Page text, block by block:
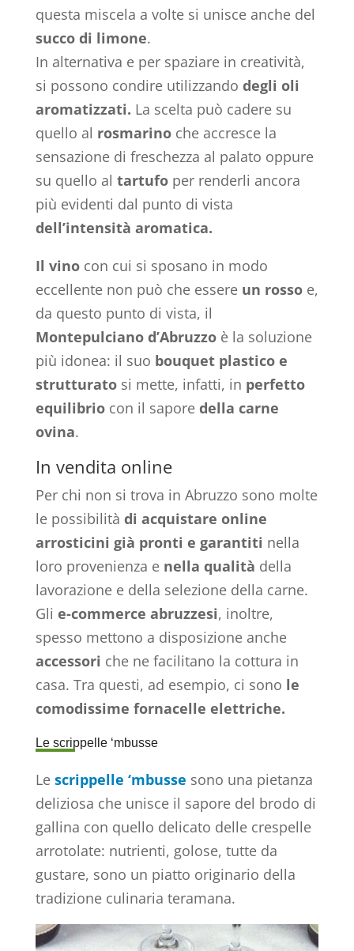
questa miscela a volte si unisce anche del
succo di limone.
In alternativa e per spaziare in creatività,
si possono condire utilizzando degli oli
aromatizzati. La scelta può cadere su
quello al rosmarinoche accresce la
sensazione di freschezza al palato oppure
su quello al tartufoper renderli ancora
più evidenti dal punto di vista
dell’intensità aromatica.
Il vinocon cui si sposano in modo
eccellente non può che essere un rosso e,
da questo punto di vista, il
Montepulciano d’Abruzzoè la soluzione
più idonea: il suo bouquet plastico e
strutturatosi mette, infatti, in perfetto
equilibriocon il sapore della carne
ovina.
In vendita online
Per chi non si trova in Abruzzo sono molte
le possibilità di acquistare online
arrosticini già pronti e garantiti nella
loro provenienza e nella qualità della
lavorazione e della selezione della carne.
Gli e-commerce abruzzesi, inoltre,
spesso mettono a disposizione anche
accessori che ne facilitano la cottura in
casa. Tra questi, ad esempio, ci sono le
comodissime fornacelle elettriche.
Le scrippelle ‘mbusse
Le scrippelle ‘mbusse sono una pietanza
deliziosa che unisce il sapore del brodo di
gallina con quello delicato delle crespelle
arrotolate: nutrienti, golose, tutte da
gustare, sono un piatto originario della
tradizione culinaria teramana.